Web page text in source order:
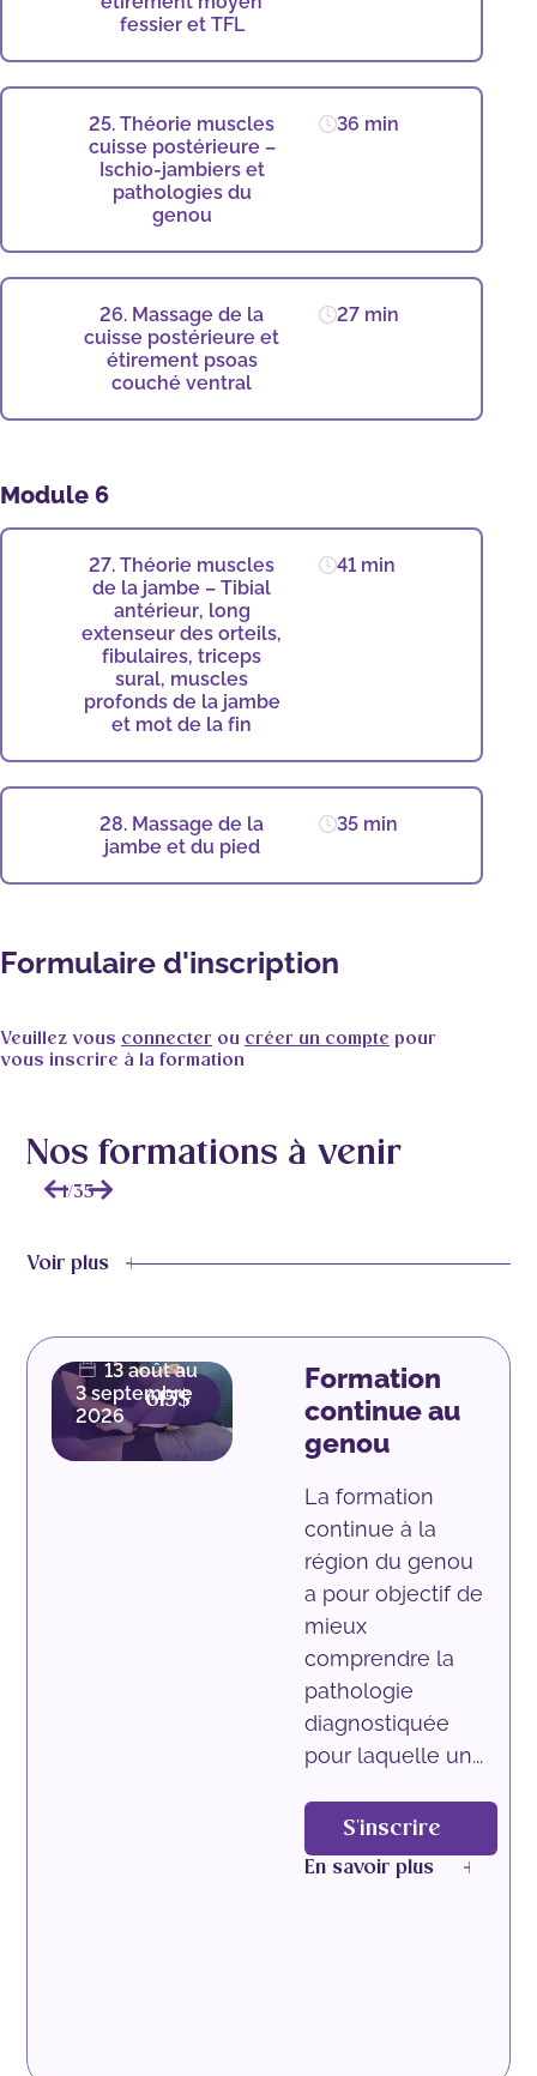
fessier et TFL
25. Théorie muscles
cuisse postérieure –
Ischio-jambiers et
pathologies du
genou
36 min
26. Massage de la
cuisse postérieure et
étirement psoas
couché ventral
27 min
Module 6
27. Théorie muscles
de la jambe – Tibial
antérieur, long
extenseur des orteils,
fibulaires, triceps
sural, muscles
profonds de la jambe
et mot de la fin
41 min
28. Massage de la
jambe et du pied
35 min
Formulaire d'inscription
Veuillez vous connecter ou créer un compte pour
vous inscrire à la formation
Nos formations à venir
1/35
Voir plus
615$
Présentiel
13 août au
3 septembre
2026
Formation
continue au
genou
La formation
continue à la
région du genou
a pour objectif de
mieux
comprendre la
pathologie
diagnostiquée
pour laquelle un...
S'inscrire
En savoir plus